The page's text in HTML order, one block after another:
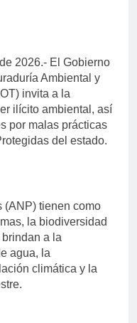
2026.- El Gobierno
Ambiental y
invita a la
ilícito ambiental, así
por malas prácticas
del estado.
(ANP) tienen como
la biodiversidad
a la
agua, la
climática y la